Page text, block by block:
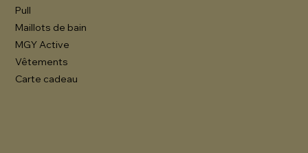
Pull
Maillots de bain
MGY Active
Vêtements
Carte cadeau